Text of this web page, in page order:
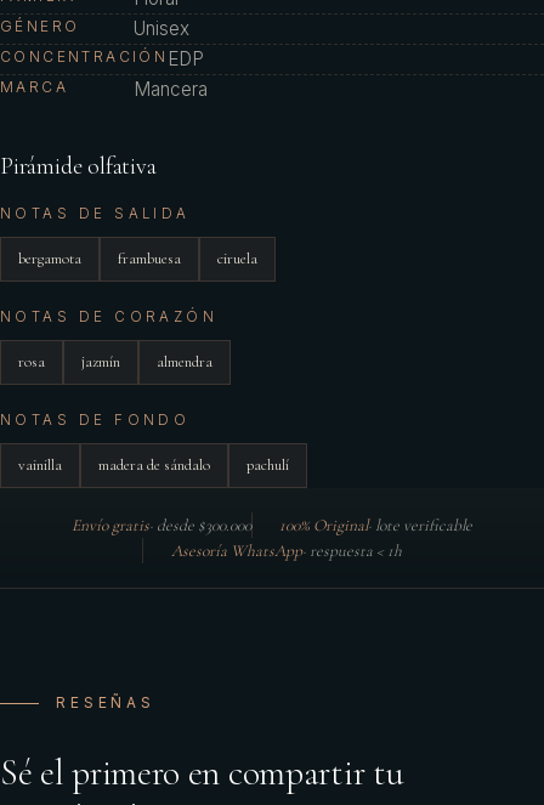
GÉNERO Unisex
CONCENTRACIÓN EDP
MARCA Mancera
Pirámide olfativa
NOTAS DE SALIDA
bergamota frambuesa ciruela
NOTAS DE CORAZÓN
rosa jazmín almendra
NOTAS DE FONDO
vainilla madera de sándalo pachulí
Envío gratis· desde $300.000 100% Original· lote verificable
Asesoría WhatsApp· respuesta < 1h
RESEÑAS
Sé el primero en compartir tu